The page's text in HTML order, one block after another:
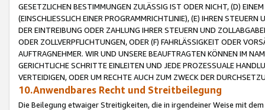
GESETZLICHEN BESTIMMUNGEN ZULÄSSIG IST ODER NICHT, (D)
(EINSCHLIESSLICH EINER PROGRAMMRICHTLINIE), (E) IHREN
DER EINTREIBUNG ODER ZAHLUNG IHRER STEUERN UND
ODER ZOLLVERPFLICHTUNGEN, ODER (F) FAHRLÄSSIGKEIT ODER
AUFTRAGNEHMER. WIR UND UNSERE BEAUFTRAGTEN KÖNNEN IM
GERICHTLICHE SCHRITTE EINLEITEN UND JEDE PROZESSUALE
VERTEIDIGEN, ODER UM RECHTE AUCH ZUM ZWECK DER
10.Anwendbares Recht und Streitbeilegung
Die Beilegung etwaiger Streitigkeiten, die in irgendeiner Weise mit